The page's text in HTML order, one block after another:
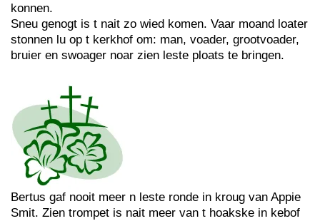
konnen.
Sneu genogt is t nait zo wied komen. Vaar moand loater
stonnen lu op t kerkhof om: man, voader, grootvoader,
bruier en swoager noar zien leste ploats te bringen.
Bertus gaf nooit meer n leste ronde in kroug van Appie
Smit. Zien trompet is nait meer van t hoakske in kebof